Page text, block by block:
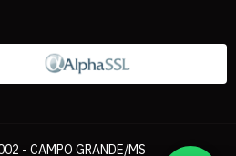
- CAMPO GRANDE/MS